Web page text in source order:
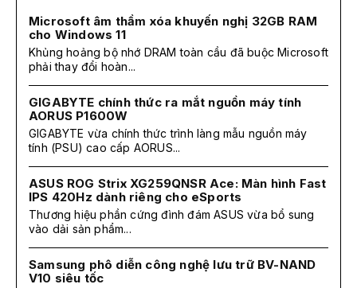
Microsoft âm thầm xóa khuyến nghị 32GB RAM
cho Windows 11
Khủng hoảng bộ nhớ DRAM toàn cầu đã buộc Microsoft
phải thay đổi hoàn...
GIGABYTE chính thức ra mắt nguồn máy tính
AORUS P1600W
GIGABYTE vừa chính thức trình làng mẫu nguồn máy
tính (PSU) cao cấp AORUS...
ASUS ROG Strix XG259QNSR Ace: Màn hình Fast
IPS 420Hz dành riêng cho eSports
Thương hiệu phần cứng đình đám ASUS vừa bổ sung
vào dải sản phẩm...
Samsung phô diễn công nghệ lưu trữ BV-NAND
V10 siêu tốc